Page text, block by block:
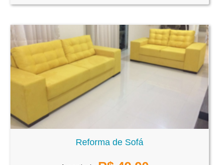
Reforma de Sofá